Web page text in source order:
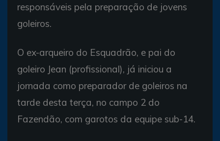
responsáveis pela preparação de jovens
goleiros.
O ex-arqueiro do Esquadrão, e pai do
goleiro Jean (profissional), já iniciou a
jornada como preparador de goleiros na
tarde desta terça, no campo 2 do
Fazendão, com garotos da equipe sub-14.